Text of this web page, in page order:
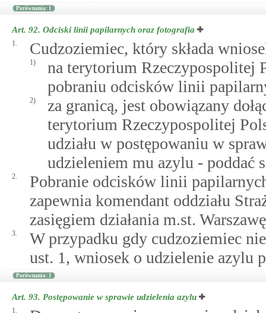
Porównania: 1
Art. 92. Odciski linii papilarnych oraz fotografia
1. Cudzoziemiec, który składa
1)
na terytorium Rzeczypospolitej
pobraniu odcisków linii
2)
za granicą, jest obowiązany
terytorium Rzeczypospolitej
udziału w postępowaniu w
udzieleniem mu azylu -
2.
Pobranie odcisków linii
zapewnia komendant oddziału
zasięgiem działania m.st.
3.
W przypadku gdy cudzoziemiec
ust. 1, wniosek o udzielenie azylu
Porównania: 1
Art. 93. Postępowanie w sprawie udzielenia azylu
1.